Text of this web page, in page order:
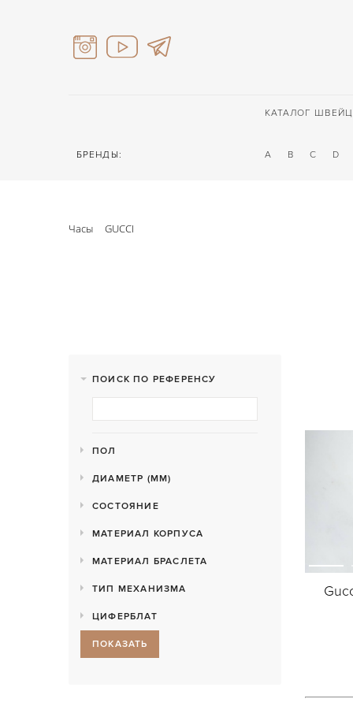
КАТАЛОГ
БРЕНДЫ: A B C D
Часы GUCCI
ПОИСК ПО РЕФЕРЕНСУ
ПОЛ
ДИАМЕТР (MM)
СОСТОЯНИЕ
МАТЕРИАЛ КОРПУСА
МАТЕРИАЛ БРАСЛЕТА
ТИП МЕХАНИЗМА
ЦИФЕРБЛАТ
ПОКАЗАТЬ